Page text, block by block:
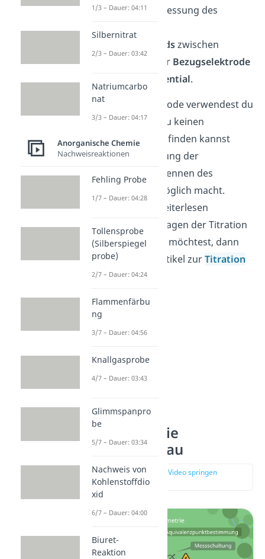
sondern durch die Messung des
Potentialunterschiedszwischen
Maßlösung
und einer Bezugselektrode
konstantem Potential.
Diese Titrationsmethode verwendest du
immer dann, wenn du keinen
passenden Indikator finden kannst
oder die starke Färbung der
Probelösung das Erkennen des
Farbumschlags unmöglich macht.
Wenn du vor dem Weiterlesen
nochmals die Grundlagen der Titration
erläutert bekommen möchtest, dann
schau dir unseren Artikel zurTitration
Potentiometrie
Versuchsaufbau
zur Stelle im Video springen
(00:31)
1/3 – Dauer: 04:11
Silbernitrat
2/3 – Dauer: 03:42
Natriumcarbo
nat
3/3 – Dauer: 04:17
Anorganische Chemie
Nachweisreaktionen
Fehling Probe
1/7 – Dauer: 04:28
Tollensprobe
(Silberspiegel
probe)
2/7 – Dauer: 04:24
Flammenfärbu
ng
3/7 – Dauer: 04:56
Knallgasprobe
4/7 – Dauer: 03:43
Glimmspanpro
be
5/7 – Dauer: 03:34
Nachweis von
Kohlenstoffdio
xid
6/7 – Dauer: 04:00
Biuret-
Reaktion